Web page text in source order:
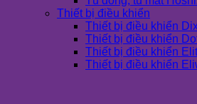
Thiết bị điều khiển
Thiết bị điều khiển
Thiết bị điều khiển
Thiết bị điều khiển
Thiết bị điều khiển